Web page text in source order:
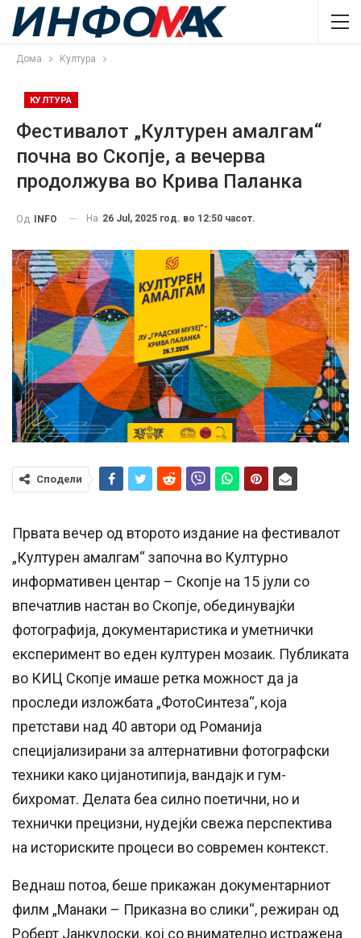
Дома Култура
КУЛТУРА
Фестивалот „Културен амалгам“
почна во Скопје, а вечерва
продолжува во Крива Паланка
Од INFO На 26 Jul, 2025 год. во 12:50 часот.
Сподели
Првата вечер од второто издание на фестивалот
„Културен амалгам“ започна во Културно
информативен центар – Скопје на 15 јули со
впечатлив настан во Скопје, обединувајќи
фотографија, документаристика и уметнички
експеримент во еден културен мозаик. Публиката
во КИЦ Скопје имаше ретка можност да ја
проследи изложбата „ФотоСинтеза“, која
претстави над 40 автори од Романија
специјализирани за алтернативни фотографски
техники како цијанотипија, вандајк и гум-
бихромат. Делата беа силно поетични, но и
технички прецизни, нудејќи свежа перспектива
на историските процеси во современ контекст.
Веднаш потоа, беше прикажан документарниот
филм „Манaки – Приказна во слики“, режиран од
Роберт Јанкулоски, кој со внимателно истражена